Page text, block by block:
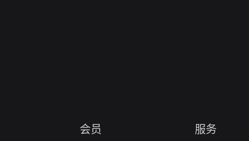
会员 服务